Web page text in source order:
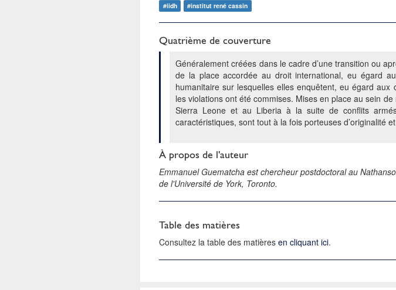
#iidh #institut rené cassin
Quatrième de couverture
Généralement créées dans le cadre d’une transition ou
de la place accordée au droit international, eu égard
humanitaire sur lesquelles elles enquêtent, eu égard
les violations ont été commises. Mises en place au sein
Sierra Leone et au Liberia à la suite de conflits
caractéristiques, sont tout à la fois porteuses d’originalité
À propos de l'auteur
Emmanuel Guematcha est chercheur postdoctoral au
de l'Université de York, Toronto.
Table des matières
Consultez la table des matièresen cliquant ici.